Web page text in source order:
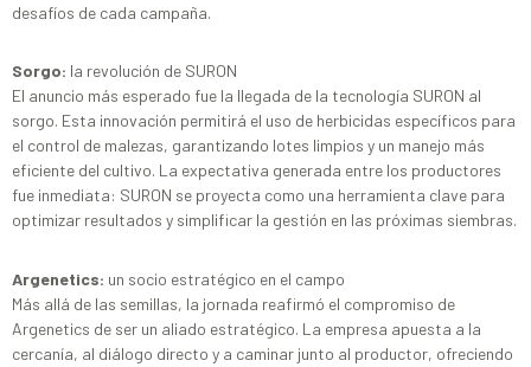
desafíos de cada campaña.
Sorgo: la revolución de SURON
El anuncio más esperado fue la llegada de la tecnología SURON al
sorgo. Esta innovación permitirá el uso de herbicidas específicos para
el control de malezas, garantizando lotes limpios y un manejo más
eficiente del cultivo. La expectativa generada entre los productores
fue inmediata: SURON se proyecta como una herramienta clave para
optimizar resultados y simplificar la gestión en las próximas siembras.
Argenetics: un socio estratégico en el campo
Más allá de las semillas, la jornada reafirmó el compromiso de
Argenetics de ser un aliado estratégico. La empresa apuesta a la
cercanía, al diálogo directo y a caminar junto al productor, ofreciendo